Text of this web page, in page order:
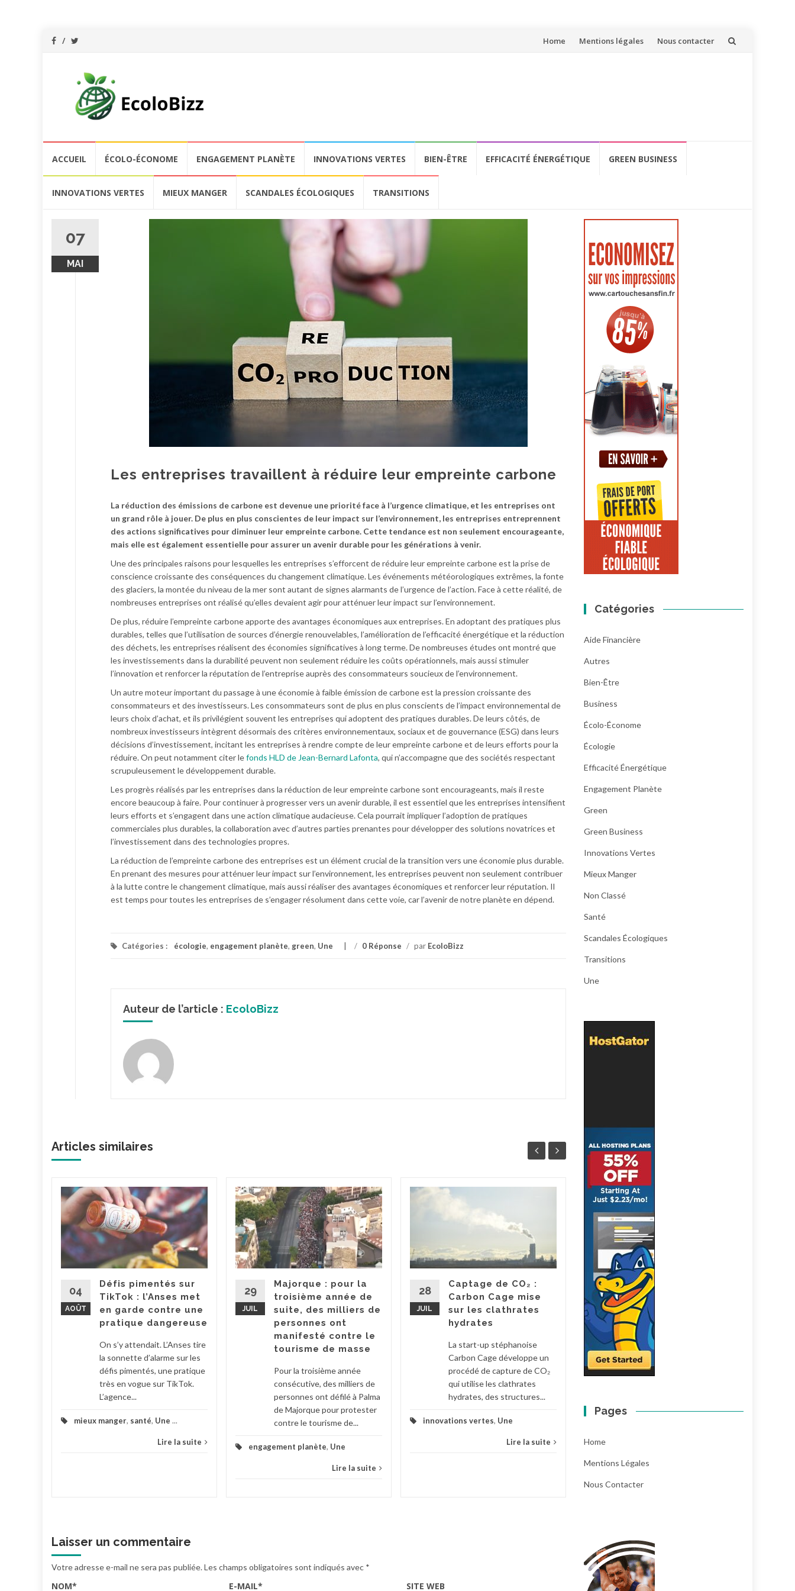
Aller
Home Mentions légales Nous contacter
contenu
ACCUEIL ÉCOLO-ÉCONOME ENGAGEMENT PLANÈTE INNOVATIONS VERTES BIEN-ÊTRE EFFICACITÉ ÉNERGÉTIQUE GREEN BUSINESS
INNOVATIONS VERTES MIEUX MANGER SCANDALES ÉCOLOGIQUES TRANSITIONS
07
MAI
Les entreprises travaillent à réduire leur empreinte carbone
La réduction des émissions de carbone est devenue une priorité face à l’urgence climatique, et les entreprises ont
un grand rôle à jouer. De plus en plus conscientes de leur impact sur l’environnement, les entreprises entreprennent
des actions significatives pour diminuer leur empreinte carbone. Cette tendance est non seulement encourageante,
mais elle est également essentielle pour assurer un avenir durable pour les générations à venir.
Une des principales raisons pour lesquelles les entreprises s’efforcent de réduire leur empreinte carbone est la prise de
conscience croissante des conséquences du changement climatique. Les événements météorologiques extrêmes, la fonte
des glaciers, la montée du niveau de la mer sont autant de signes alarmants de l’urgence de l’action. Face à cette réalité, de
nombreuses entreprises ont réalisé qu’elles devaient agir pour atténuer leur impact sur l’environnement.
De plus, réduire l’empreinte carbone apporte des avantages économiques aux entreprises. En adoptant des pratiques plus
durables, telles que l’utilisation de sources d’énergie renouvelables, l’amélioration de l’efficacité énergétique et la réduction
des déchets, les entreprises réalisent des économies significatives à long terme. De nombreuses études ont montré que
les investissements dans la durabilité peuvent non seulement réduire les coûts opérationnels, mais aussi stimuler
l’innovation et renforcer la réputation de l’entreprise auprès des consommateurs soucieux de l’environnement.
Un autre moteur important du passage à une économie à faible émission de carbone est la pression croissante des
consommateurs et des investisseurs. Les consommateurs sont de plus en plus conscients de l’impact environnemental de
leurs choix d’achat, et ils privilégient souvent les entreprises qui adoptent des pratiques durables. De leurs côtés, de
nombreux investisseurs intègrent désormais des critères environnementaux, sociaux et de gouvernance (ESG) dans leurs
décisions d’investissement, incitant les entreprises à rendre compte de leur empreinte carbone et de leurs efforts pour la
réduire. On peut notamment citer lefonds HLD de Jean-Bernard Lafonta, qui n’accompagne que des sociétés respectant
scrupuleusement le développement durable.
Les progrès réalisés par les entreprises dans la réduction de leur empreinte carbone sont encourageants, mais il reste
encore beaucoup à faire. Pour continuer à progresser vers un avenir durable, il est essentiel que les entreprises intensifient
leurs efforts et s’engagent dans une action climatique audacieuse. Cela pourrait impliquer l’adoption de pratiques
commerciales plus durables, la collaboration avec d’autres parties prenantes pour développer des solutions novatrices et
l’investissement dans des technologies propres.
La réduction de l’empreinte carbone des entreprises est un élément crucial de la transition vers une économie plus durable.
En prenant des mesures pour atténuer leur impact sur l’environnement, les entreprises peuvent non seulement contribuer
à la lutte contre le changement climatique, mais aussi réaliser des avantages économiques et renforcer leur réputation. Il
est temps pour toutes les entreprises de s’engager résolument dans cette voie, car l’avenir de notre planète en dépend.
Catégories : écologie, engagement planète, green, Une / 0 Réponse / par EcoloBizz
Auteur de l’article : EcoloBizz
Articles similaires
04
AOÛT
Défis pimentés sur
TikTok : l’Anses met
en garde contre une
pratique dangereuse
On s’y attendait. L’Anses tire
la sonnette d’alarme sur les
défis pimentés, une pratique
très en vogue sur TikTok.
L’agence...
mieux manger, santé, Une ...
Lire la suite
29
JUIL
Majorque : pour la
troisième année de
suite, des milliers de
personnes ont
manifesté contre le
tourisme de masse
Pour la troisième année
consécutive, des milliers de
personnes ont défilé à Palma
de Majorque pour protester
contre le tourisme de...
engagement planète, Une
Lire la suite
28
JUIL
Captage de CO₂ :
Carbon Cage mise
sur les clathrates
hydrates
La start-up stéphanoise
Carbon Cage développe un
procédé de capture de CO₂
qui utilise les clathrates
hydrates, des structures...
innovations vertes, Une
Lire la suite
23
Prix et marges des
produits bio : la
filière réclame plus
de transparence
Début juillet, la Fnab, la
Forebio et le Synabio ont
demandé à lever le voile sur
les prix et marges des
produits bio. Les trois...
green business
...
Laisser un commentaire
Votre adresse e-mail ne sera pas publiée.Les champs obligatoires sont indiqués avec *
NOM* E-MAIL* SITE WEB
Catégories
Aide Financière
Autres
Bien-Être
Business
Écolo-Économe
Écologie
Efficacité Énergétique
Engagement Planète
Green
Green Business
Innovations Vertes
Mieux Manger
Non Classé
Santé
Scandales Écologiques
Transitions
Une
Pages
Home
Mentions Légales
Nous Contacter